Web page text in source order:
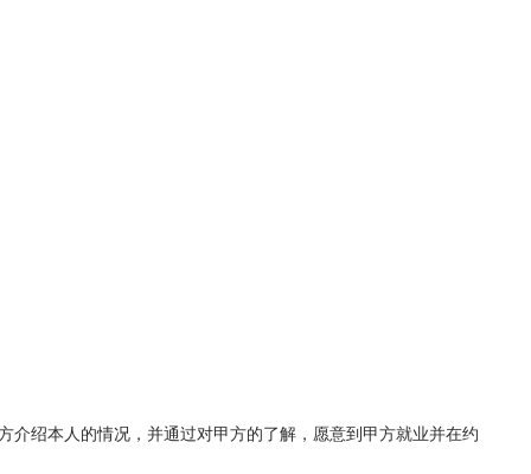
绍本人的情况，并通过对甲方的了解，愿意到甲方就业并在约